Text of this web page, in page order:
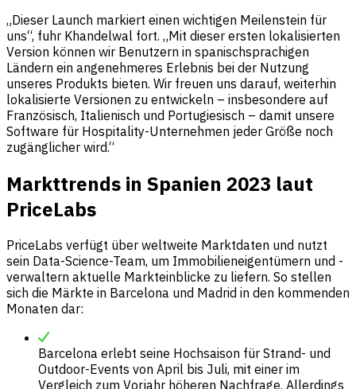
„Dieser Launch markiert einen wichtigen Meilenstein für
uns“, fuhr Khandelwal fort. „Mit dieser ersten lokalisierten
Version können wir Benutzern in spanischsprachigen
Ländern ein angenehmeres Erlebnis bei der Nutzung
unseres Produkts bieten. Wir freuen uns darauf, weiterhin
lokalisierte Versionen zu entwickeln – insbesondere auf
Französisch, Italienisch und Portugiesisch – damit unsere
Software für Hospitality-Unternehmen jeder Größe noch
zugänglicher wird.“
Markttrends in Spanien 2023 laut
PriceLabs
PriceLabs verfügt über weltweite Marktdaten und nutzt
sein Data-Science-Team, um Immobilieneigentümern und -
verwaltern aktuelle Markteinblicke zu liefern. So stellen
sich die Märkte in Barcelona und Madrid in den kommenden
Monaten dar:
Barcelona erlebt seine Hochsaison für Strand- und
Outdoor-Events von April bis Juli, mit einer im
Vergleich zum Vorjahr höheren Nachfrage. Allerdings